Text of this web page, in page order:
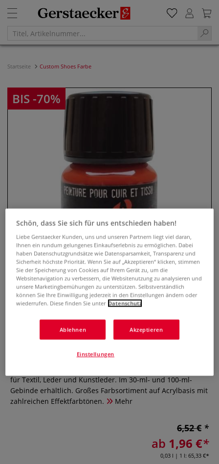
Startseite Custom Shoes Farbe
BIS -70%
Custom Shoes Farbe
0 Bewertungen
für Textil, Leder und Kunstleder. Im 30-ml- und 100-ml-
Gebinde erhältlich. Großes Farbsortiment auf Acrylbasis mit
zahlreichen Effektfarbtönen.
Mehr
6,52 €
ab 1,96 €
0,03 l | 1 l: 65,33 €
Schön, dass Sie sich für uns entschieden haben!
Liebe Gerstaecker Kunden, uns und unseren Partnern liegt viel daran,
Ihnen ein rundum gelungenes Einkaufserlebnis zu ermöglichen. Dabei
haben Datenschutzgrundsätze wie Datensparsamkeit, Transparenz und
Sicherheit höchste Priorität. Wenn Sie auf „Akzeptieren“ klicken, stimmen
Sie der Speicherung von Cookies auf Ihrem Gerät zu, um die
Websitenavigation zu verbessern, die Websitenutzung zu analysieren und
unsere Marketingbemühungen zu unterstützen. Selbstverständlich
können Sie Ihre Einwilligung jederzeit in den Einstellungen ändern oder
wiederrufen. Diese finden Sie unter Datenschutz
Ablehnen Akzeptieren
Einstellungen